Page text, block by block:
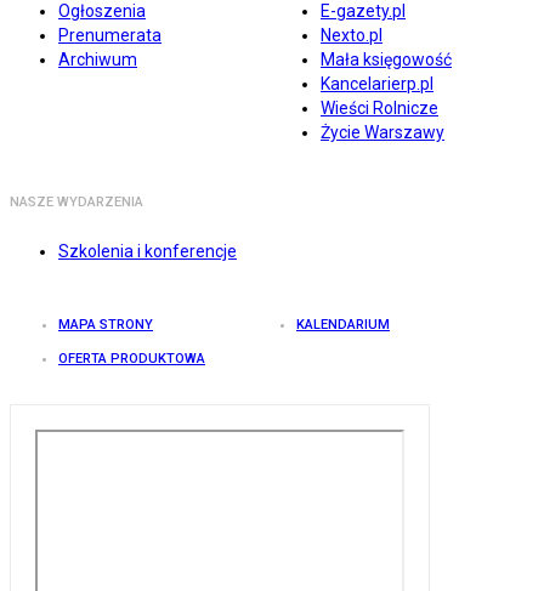
Ogłoszenia
Prenumerata
Archiwum
E-gazety.pl
Nexto.pl
Mała księgowość
Kancelarierp.pl
Wieści Rolnicze
Życie Warszawy
NASZE WYDARZENIA
Szkolenia i konferencje
MAPA STRONY KALENDARIUM
OFERTA PRODUKTOWA